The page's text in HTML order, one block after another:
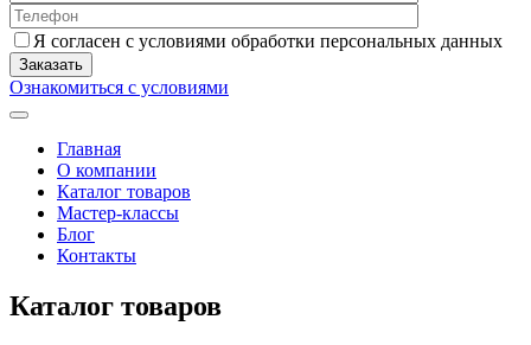
Я согласен с условиями обработки персональных данных
Ознакомиться с условиями
Главная
О компании
Каталог товаров
Мастер-классы
Блог
Контакты
Каталог товаров